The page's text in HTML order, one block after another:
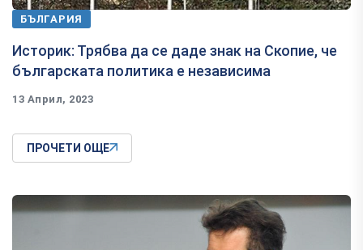
БЪЛГАРИЯ
Историк: Трябва да се даде знак на Скопие, че
българската политика е независима
13 Април, 2023
ПРОЧЕТИ ОЩЕ